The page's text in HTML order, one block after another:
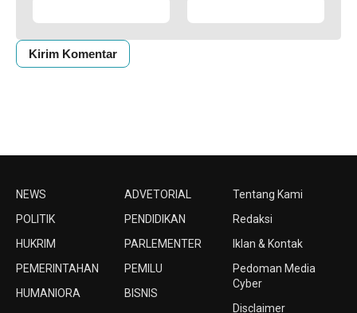
NEWS
POLITIK
HUKRIM
PEMERINTAHAN
HUMANIORA
ADVETORIAL
PENDIDIKAN
PARLEMENTER
PEMILU
BISNIS
Tentang Kami
Redaksi
Iklan & Kontak
Pedoman Media
Cyber
Disclaimer